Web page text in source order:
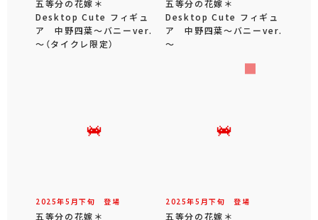
五等分の花嫁＊
Desktop Cute フィギュ
ア 中野四葉～バニーver.
～（タイクレ限定）
五等分の花嫁＊
Desktop Cute フィギュ
ア 中野四葉～バニーver.
～
2025年5 月下旬 登場
五等分の花嫁＊
2025年5 月下旬 登場
五等分の花嫁＊